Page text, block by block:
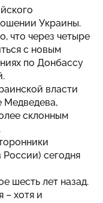
Украины.
что через четыре
с новым
по Донбассу
власти
Медведева,
склонным
сегодня
шесть лет назад.
– хотя и